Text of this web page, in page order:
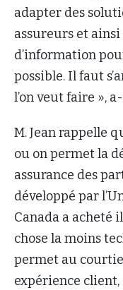
adapter des
assureurs et
d’information
possible. Il faut
l’on veut faire »,
M. Jean rappelle
ou on permet la
assurance des
développé par
Canada a acheté
chose la moins
permet au
expérience